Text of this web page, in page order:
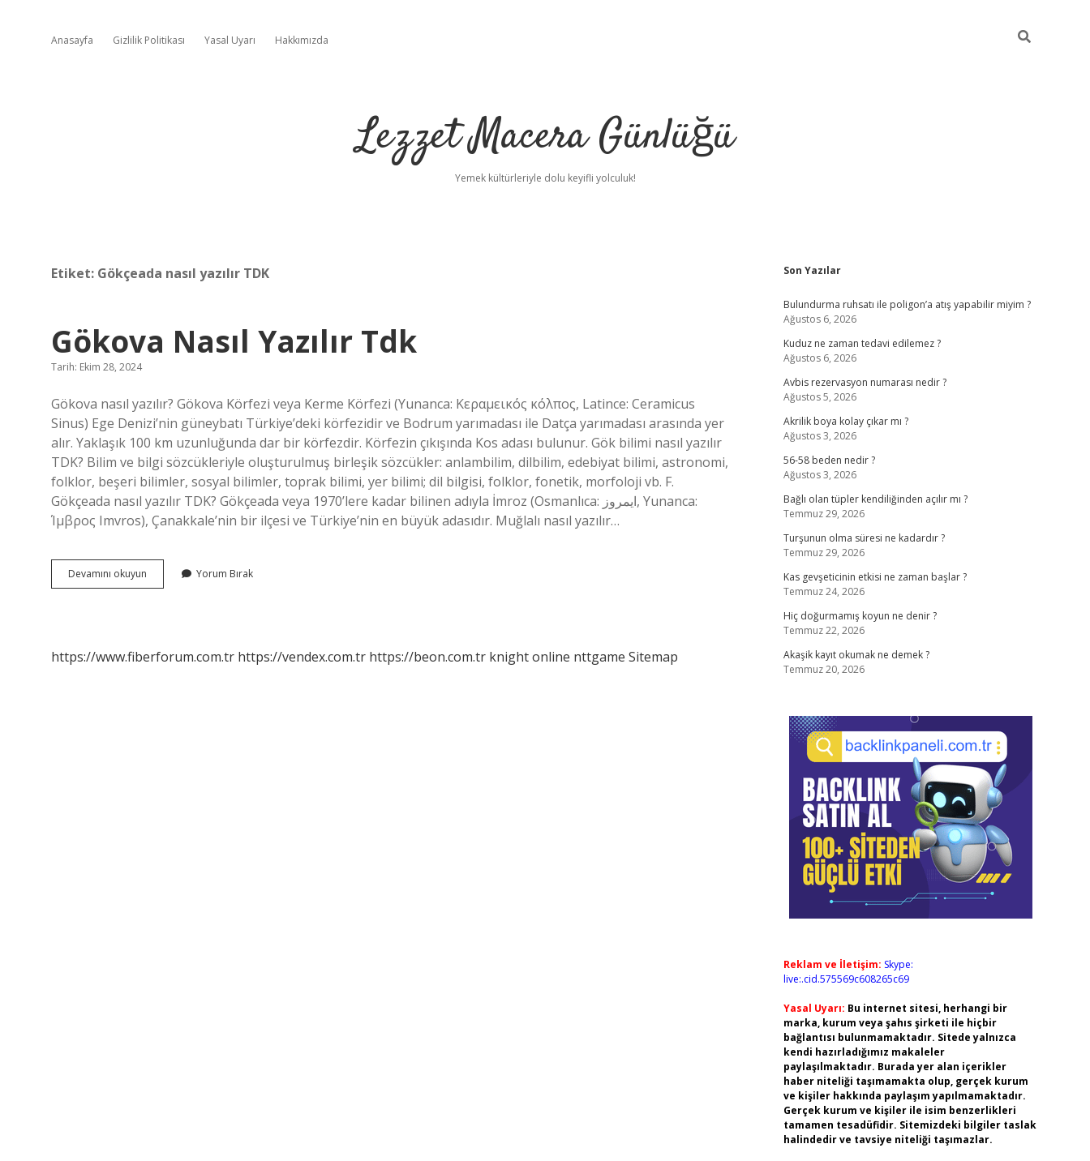
Anasayfa Gizlilik Politikası Yasal Uyarı Hakkımızda
Lezzet Macera Günlüğü
Yemek kültürleriyle dolu keyifli yolculuk!
Etiket: Gökçeada nasıl yazılır TDK
Gökova Nasıl Yazılır Tdk
Tarih: Ekim 28, 2024
Gökova nasıl yazılır? Gökova Körfezi veya Kerme Körfezi (Yunanca: Κεραμεικός κόλπος, Latince: Ceramicus
Sinus) Ege Denizi’nin güneybatı Türkiye’deki körfezidir ve Bodrum yarımadası ile Datça yarımadası arasında yer
alır. Yaklaşık 100 km uzunluğunda dar bir körfezdir. Körfezin çıkışında Kos adası bulunur. Gök bilimi nasıl yazılır
TDK? Bilim ve bilgi sözcükleriyle oluşturulmuş birleşik sözcükler: anlambilim, dilbilim, edebiyat bilimi, astronomi,
folklor, beşeri bilimler, sosyal bilimler, toprak bilimi, yer bilimi; dil bilgisi, folklor, fonetik, morfoloji vb. F.
Gökçeada nasıl yazılır TDK? Gökçeada veya 1970’lere kadar bilinen adıyla İmroz (Osmanlıca: ايمروز, Yunanca:
Ίμβρος Imvros), Çanakkale’nin bir ilçesi ve Türkiye’nin en büyük adasıdır. Muğlalı nasıl yazılır…
Devamını okuyun
Nasıl
Yorum Bırak
https://www.fiberforum.com.tr https://vendex.com.tr https://beon.com.tr knight online nttgame Sitemap
Sidebar
Son Yazılar
Bulundurma ruhsatı ile poligon’a atış yapabilir miyim ?
Ağustos 6, 2026
Kuduz ne zaman tedavi edilemez ?
Ağustos 6, 2026
Avbis rezervasyon numarası nedir ?
Ağustos 5, 2026
Akrilik boya kolay çıkar mı ?
Ağustos 3, 2026
56-58 beden nedir ?
Ağustos 3, 2026
Bağlı olan tüpler kendiliğinden açılır mı ?
Temmuz 29, 2026
Turşunun olma süresi ne kadardır ?
Temmuz 29, 2026
Kas gevşeticinin etkisi ne zaman başlar ?
Temmuz 24, 2026
Hiç doğurmamış koyun ne denir ?
Temmuz 22, 2026
Akaşik kayıt okumak ne demek ?
Temmuz 20, 2026
Reklam ve İletişim: Skype:
live:.cid.575569c608265c69
Yasal Uyarı: Bu internet sitesi, herhangi bir
marka, kurum veya şahıs şirketi ile hiçbir
bağlantısı bulunmamaktadır. Sitede yalnızca
kendi hazırladığımız makaleler
paylaşılmaktadır. Burada yer alan içerikler
haber niteliği taşımamakta olup, gerçek kurum
ve kişiler hakkında paylaşım yapılmamaktadır.
Gerçek kurum ve kişiler ile isim benzerlikleri
tamamen tesadüfidir. Sitemizdeki bilgiler taslak
halindedir ve tavsiye niteliği taşımazlar.